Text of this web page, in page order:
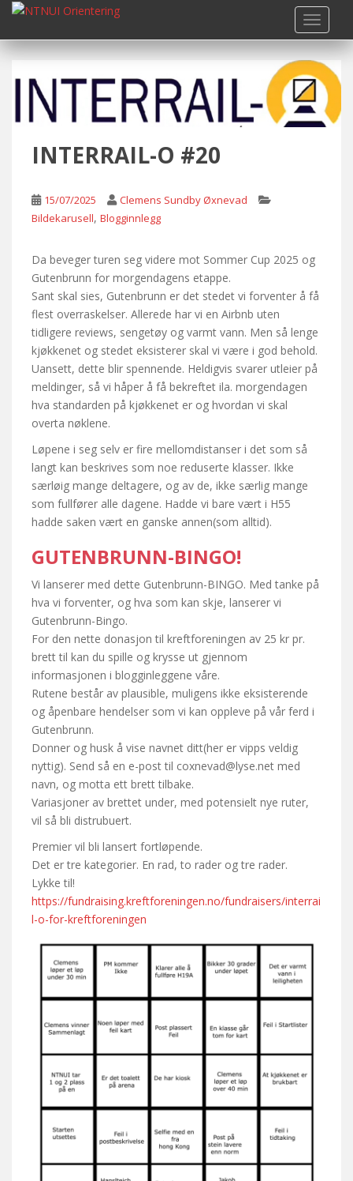
i
INTERRAIL-O #20
15/07/2025
Clemens Sundby Øxnevad
Bildekarusell, Blogginnlegg
Da beveger turen seg videre mot Sommer Cup 2025 og
Gutenbrunn for morgendagens etappe.
Sant skal sies, Gutenbrunn er det stedet vi forventer å få
flest overraskelser. Allerede har vi en Airbnb uten
tidligere reviews, sengetøy og varmt vann. Men så lenge
kjøkkenet og stedet eksisterer skal vi være i god behold.
Uansett, dette blir spennende. Heldigvis svarer utleier på
meldinger, så vi håper å få bekreftet ila. morgendagen
hva standarden på kjøkkenet er og hvordan vi skal
overta nøklene.
Løpene i seg selv er fire mellomdistanser i det som så
langt kan beskrives som noe reduserte klasser. Ikke
særløig mange deltagere, og av de, ikke særlig mange
som fullfører alle dagene. Hadde vi bare vært i H55
hadde saken vært en ganske annen(som alltid).
GUTENBRUNN-BINGO!
Vi lanserer med dette Gutenbrunn-BINGO. Med tanke på
hva vi forventer, og hva som kan skje, lanserer vi
Gutenbrunn-Bingo.
For den nette donasjon til kreftforeningen av 25 kr pr.
brett til kan du spille og krysse ut gjennom
informasjonen i blogginleggene våre.
Rutene består av plausible, muligens ikke eksisterende
og åpenbare hendelser som vi kan oppleve på vår ferd i
Gutenbrunn.
Donner og husk å vise navnet ditt(her er vipps veldig
nyttig). Send så en e-post til coxnevad@lyse.net med
navn, og motta ett brett tilbake.
Variasjoner av brettet under, med potensielt nye ruter,
vil så bli distrubuert.
Premier vil bli lansert fortløpende.
Det er tre kategorier. En rad, to rader og tre rader.
Lykke til!
https://fundraising.kreftforeningen.no/fundraisers/interrai
l-o-for-kreftforeningen